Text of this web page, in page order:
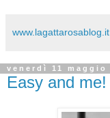
www.lagattarosablog.it
venerdì 11 maggio
Easy and me!